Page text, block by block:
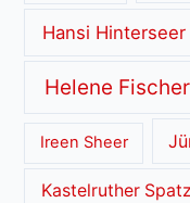
Hansi Hinterseer
Helene Fischer
Ireen Sheer
Kastelruther